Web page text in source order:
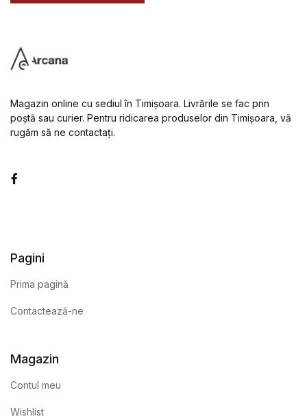
Magazin online cu sediul în Timișoara. Livrările se fac prin
poștă sau curier. Pentru ridicarea produselor din Timișoara, vă
rugăm să ne contactați.
Pagini
Prima pagină
Contactează-ne
Magazin
Contul meu
Wishlist